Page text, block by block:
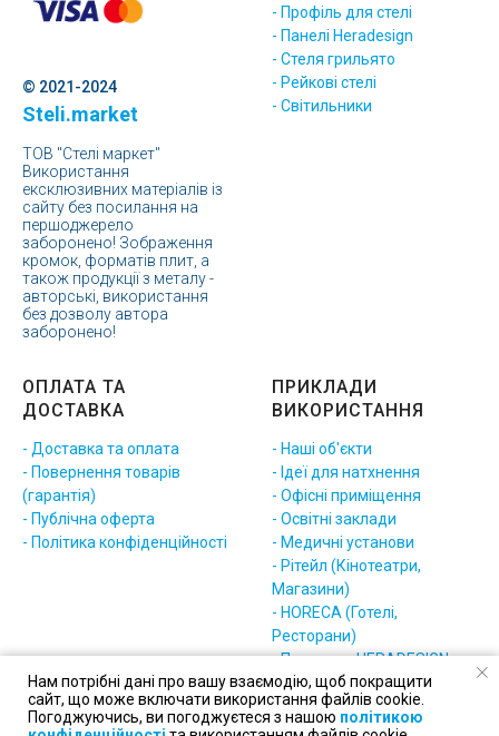
Нам потрібні дані про вашу взаємодію, щоб покращити
сайт, що може включати використання файлів cookie.
Погоджуючись, ви погоджуєтеся з нашою політикою
© 2021-2024
Steli.market
ТОВ "Стелі маркет"
Використання
ексклюзивних матеріалів із
сайту без посилання на
першоджерело
заборонено! Зображення
кромок, форматів плит, а
також продукції з металу -
авторські, використання
без дозволу автора
заборонено!
- Профіль для стелі
- Панелі Heradesign
- Стеля грильято
- Рейкові стелі
- Світильники
ОПЛАТА ТА
ДОСТАВКА
- Доставка та оплата
- Повернення товарів
(гарантія)
- Публічна оферта
- Політика конфіденційності
ПРИКЛАДИ
ВИКОРИСТАННЯ
- Наші об'єкти
- Ідеї для натхнення
- Офісні приміщення
- Освітні заклади
- Медичні установи
- Рітейл (Кінотеатри,
Магазини)
- HORECA (Готелі,
Ресторани)
- Приклади HERADESIGN
(різне)